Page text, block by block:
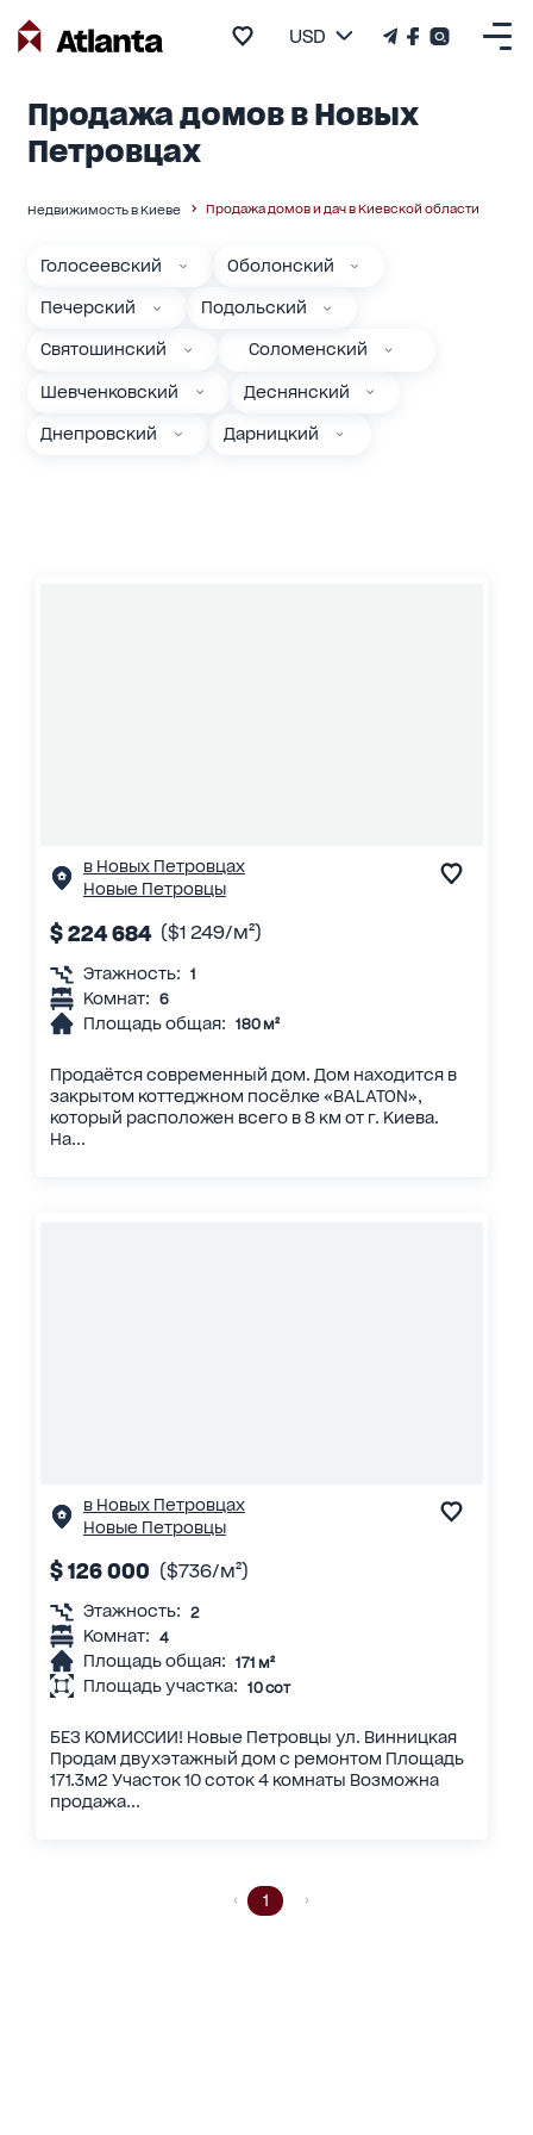
USD
Продажа домов в Новых
Петровцах
Недвижимость в Киеве Продажа домов и дач в Киевской области
Голосеевский Оболонский
Печерский Подольский
Святошинский Соломенский
Шевченковский Деснянский
Днепровский Дарницкий
в Новых Петровцах
Новые Петровцы
$ 224 684 ($1 249/м²)
Этажность: 1
Комнат: 6
Площадь общая: 180 м²
Продаётся современный дом. Дом находится в
закрытом коттеджном посёлке «BALATON»,
который расположен всего в 8 км от г. Киева.
На...
в Новых Петровцах
Новые Петровцы
$ 126 000 ($736/м²)
Этажность: 2
Комнат: 4
Площадь общая: 171 м²
Площадь участка: 10 сот
БЕЗ КОМИССИИ! Новые Петровцы ул. Винницкая
Продам двухэтажный дом с ремонтом Площадь
171.3м2 Участок 10 соток 4 комнаты Возможна
продажа...
1